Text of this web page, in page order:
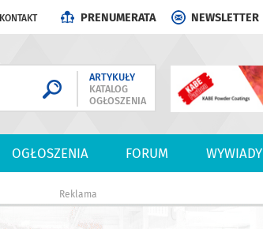
KONTAKT PRENUMERATA NEWSLETTER
ARTYKUŁY
KATALOG
OGŁOSZENIA
OGŁOSZENIA FORUM WYWIADY
Reklama